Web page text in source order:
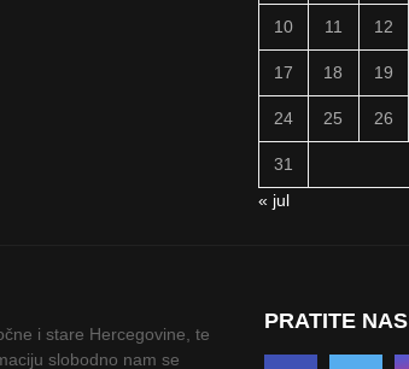
10 11 12
17 18 19
24 25 26
31
« jul
i stare Hercegovine, te
slobodno nam se
PRATITE NAS